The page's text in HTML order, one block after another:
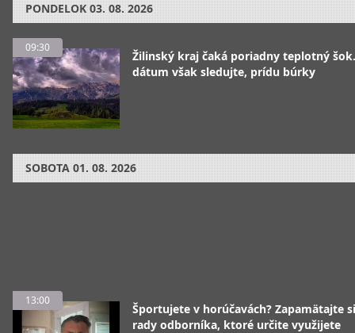
PONDELOK 03. 08. 2026
09:30
Žilinský kraj čaká poriadny teplotný
dátum však sledujte, prídu búrky
SOBOTA 01. 08. 2026
13:00
Športujete v horúčavách? Zapamätajte
rady odborníka, ktoré určite využijete